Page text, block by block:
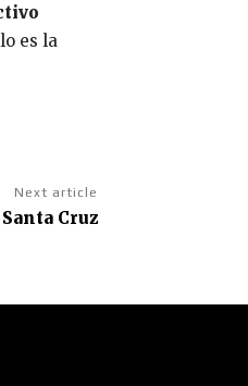
es la
Next article
Cruz